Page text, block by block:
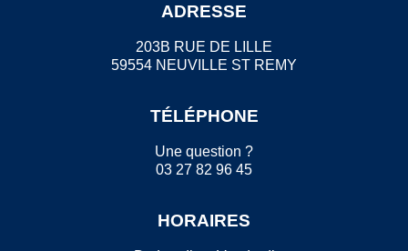
ADRESSE
203B RUE DE LILLE
59554 NEUVILLE ST REMY
TÉLÉPHONE
Une question ?
03 27 82 96 45
HORAIRES